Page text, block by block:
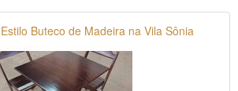
Buteco de Madeira na Vila Sônia